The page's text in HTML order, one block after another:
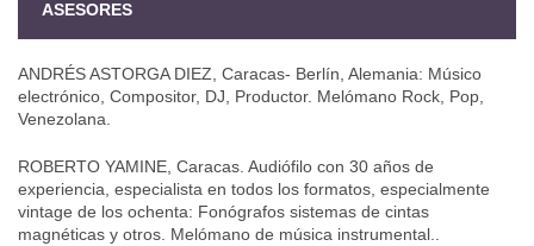
ASESORES
ANDRÉS ASTORGA DIEZ, Caracas- Berlín, Alemania: Músico
electrónico, Compositor, DJ, Productor. Melómano Rock, Pop,
Venezolana.
ROBERTO YAMINE, Caracas. Audiófilo con 30 años de
experiencia, especialista en todos los formatos, especialmente
vintage de los ochenta: Fonógrafos sistemas de cintas
magnéticas y otros. Melómano de música instrumental..